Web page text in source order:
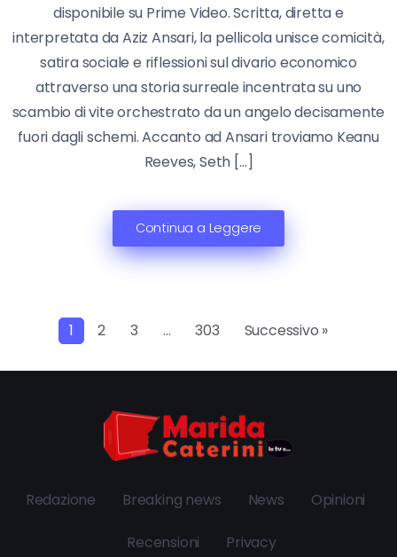
disponibile su Prime Video. Scritta, diretta e
interpretata da Aziz Ansari, la pellicola unisce comicità,
satira sociale e riflessioni sul divario economico
attraverso una storia surreale incentrata su uno
scambio di vite orchestrato da un angelo decisamente
fuori dagli schemi. Accanto ad Ansari troviamo Keanu
Reeves, Seth […]
Continua a Leggere
1 2 3 … 303 Successivo »
Redazione Breaking news News Opinioni
Recensioni Privacy